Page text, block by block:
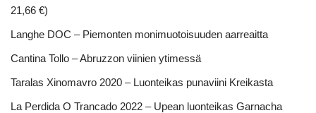
21,66 €)
Langhe DOC – Piemonten monimuotoisuuden aarreaitta
Cantina Tollo – Abruzzon viinien ytimessä
Taralas Xinomavro 2020 – Luonteikas punaviini Kreikasta
La Perdida O Trancado 2022 – Upean luonteikas Garnacha